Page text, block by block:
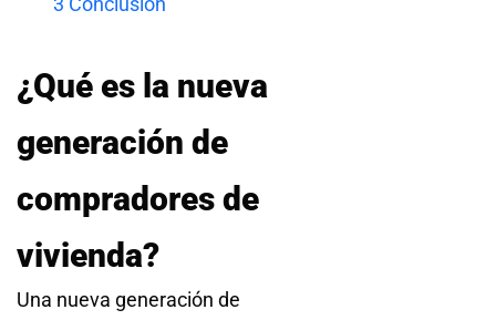
¿Qué es la nueva
generación de
compradores de
vivienda?
Una nueva generación de